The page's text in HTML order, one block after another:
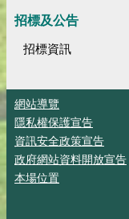
招標及公告
招標資訊
網站導覽
隱私權保護宣告
資訊安全政策宣告
政府網站資料開放宣告
本場位置